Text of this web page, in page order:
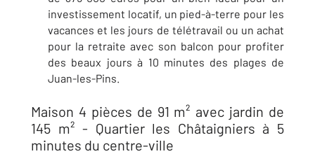
investissement locatif, un pied-à-terre pour les
vacances et les jours de télétravail ou un achat
pour la retraite avec son balcon pour profiter
des beaux jours à 10 minutes des plages de
Juan-les-Pins.
Maison 4 pièces de 91 m² avec jardin de
145 m² ​​- Quartier les Châtaigniers à 5
minutes du centre-ville